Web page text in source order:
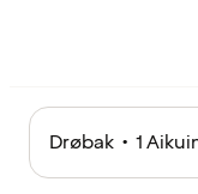
Drøbak • 1